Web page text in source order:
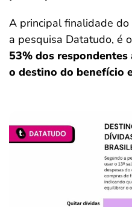
A principal finalidade
a pesquisa Datatudo, é
53% dos respondentes
o destino do benefício